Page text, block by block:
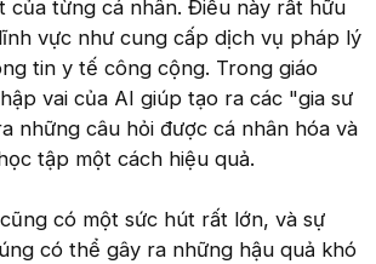
của từng cá nhân. Điều này rất hữu
vực như cung cấp dịch vụ pháp lý
tin y tế công cộng. Trong giáo
vai của AI giúp tạo ra các "gia sư
những câu hỏi được cá nhân hóa và
tập một cách hiệu quả.
có một sức hút rất lớn, và sự
có thể gây ra những hậu quả khó